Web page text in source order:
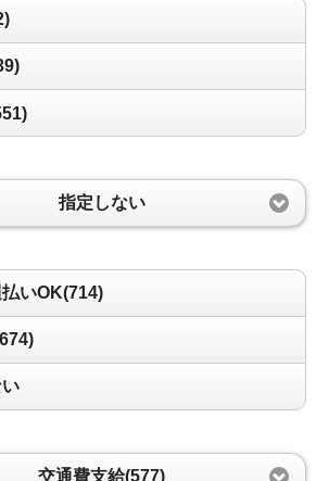
指定しない
いOK(714)
交通費支給(577)